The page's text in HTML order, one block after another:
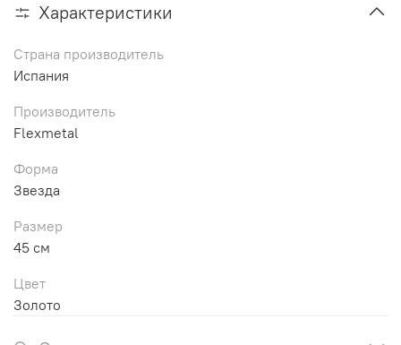
Характеристики
Страна производитель
Испания
Производитель
Flexmetal
Форма
Звезда
Размер
45 см
Цвет
Золото